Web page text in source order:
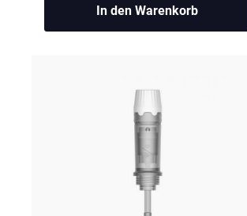
In den Warenkorb